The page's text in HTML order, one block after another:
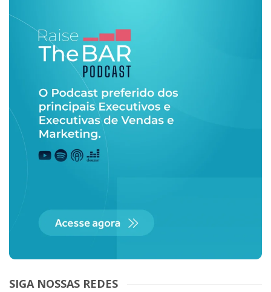
SIGA NOSSAS REDES